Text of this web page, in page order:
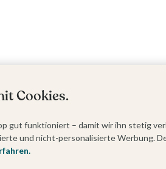
Cookies.
gut funktioniert – damit wir ihn stetig
und nicht-personalisierte Werbung.